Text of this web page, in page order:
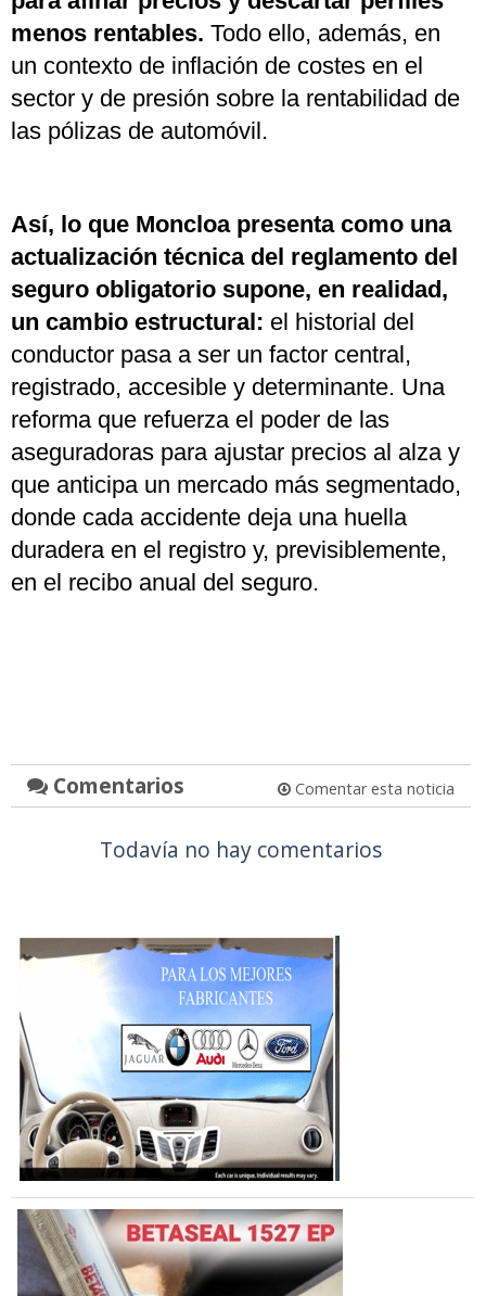
menos rentables. Todo ello, además, en
un contexto de inflación de costes en el
sector y de presión sobre la rentabilidad de
las pólizas de automóvil.
Así, lo que Moncloa presenta como una
actualización técnica del reglamento del
seguro obligatorio supone, en realidad,
un cambio estructural: el historial del
conductor pasa a ser un factor central,
registrado, accesible y determinante. Una
reforma que refuerza el poder de las
aseguradoras para ajustar precios al alza y
que anticipa un mercado más segmentado,
donde cada accidente deja una huella
duradera en el registro y, previsiblemente,
en el recibo anual del seguro.
Comentarios Comentar esta noticia
Todavía no hay comentarios